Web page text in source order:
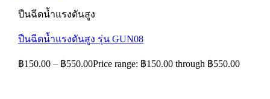
ปืนฉีดน้ำแรงดันสูง
ปืนฉีดน้ำแรงดันสูง รุ่น GUN08
฿150.00 – ฿550.00Price range: ฿150.00 through ฿550.00